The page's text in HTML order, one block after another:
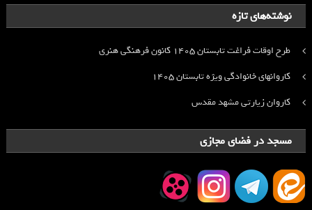
نوشته‌های تازه
طرح اوقات فراغت تابستان ۱۴۰۵ کانون فرهنگی هنری
کاروانهای خانوادگی ویژه تابستان ۱۴۰۵
کاروان زیارتی مشهد مقدس
مسجد در فضای مجازی